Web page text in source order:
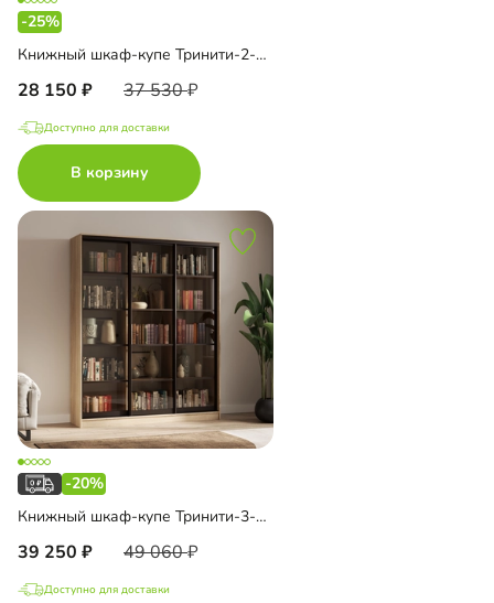
-25%
Книжный шкаф-купе Тринити-2-2 5 полок
28 150 37 530
Доступно для доставки
В корзину
-20%
Книжный шкаф-купе Тринити-3-1 4 полки
39 250 49 060
Доступно для доставки